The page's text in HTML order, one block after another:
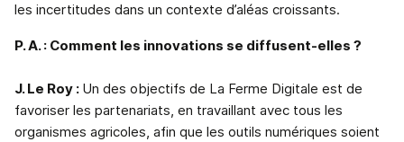
les incertitudes dans un contexte d’aléas croissants.
P. A. : Comment les innovations se diffusent-elles ?
J. Le Roy : Un des objectifs de La Ferme Digitale est de
favoriser les partenariats, en travaillant avec tous les
organismes agricoles, afin que les outils numériques soient